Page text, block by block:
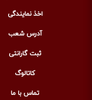
اخذ نمایندگی
آدرس شعب
ثبت گارانتی
کاتالوگ
تماس با ما